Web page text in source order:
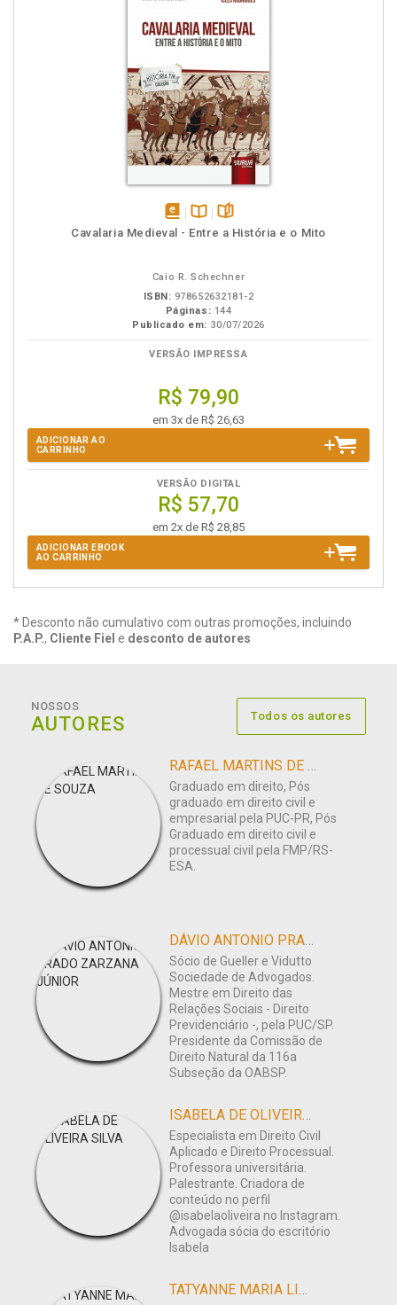
disponívelDisponível
páginas
Cavalaria Medieval - Entre a História e o Mito
Caio R. Schechner
ISBN: 978652632181-2
Páginas: 144
Publicado em: 30/07/2026
VERSÃO IMPRESSA
R$ 79,90
em 3x de R$ 26,63
ADICIONAR AO
CARRINHO
VERSÃO DIGITAL
R$ 57,70
em 2x de R$ 28,85
ADICIONAR EBOOK
AO CARRINHO
* Desconto não cumulativo com outras promoções, incluindo
P.A.P., Cliente Fiel e desconto de autores
NOSSOS
AUTORES Todos os autores
RAFAEL MARTINS DE SOUZA
Graduado em direito, Pós
graduado em direito civil e
empresarial pela PUC-PR, Pós
Graduado em direito civil e
processual civil pela FMP/RS-
ESA.
DÁVIO ANTONIO PRADO ZARZANA JÚNIOR
Sócio de Gueller e Vidutto
Sociedade de Advogados.
Mestre em Direito das
Relações Sociais - Direito
Previdenciário -, pela PUC/SP.
Presidente da Comissão de
Direito Natural da 116a
Subseção da OABSP.
ISABELA DE OLIVEIRA SILVA
Especialista em Direito Civil
Aplicado e Direito Processual.
Professora universitária.
Palestrante. Criadora de
conteúdo no perfil
@isabelaoliveira no Instagram.
Advogada sócia do escritório
Isabela
TATYANNE MARIA LINS DE ARAÚJO